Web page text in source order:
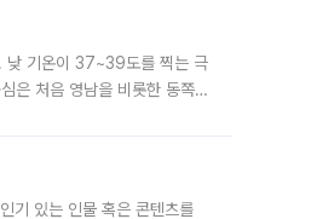
. 낮 기온이 37~39도를 찍는 극
은 처음 영남을 비롯한 동쪽
기 있는 인물 혹은 콘텐츠를